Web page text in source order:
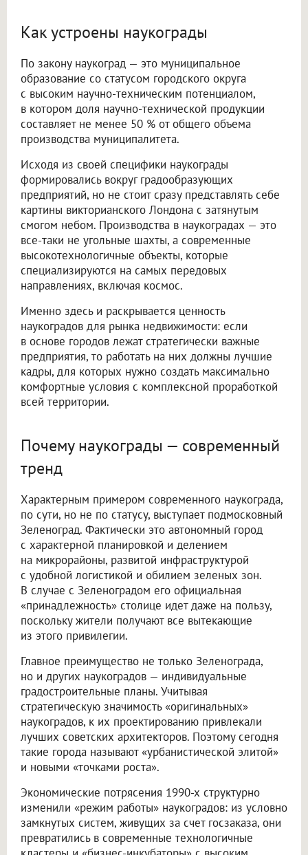
Как устроены наукограды
По закону наукоград — это муниципальное
образование со статусом городского округа
с высоким научно-техническим потенциалом,
в котором доля научно-технической продукции
составляет не менее 50 % от общего объема
производства муниципалитета.
Исходя из своей специфики наукограды
формировались вокруг градообразующих
предприятий, но не стоит сразу представлять себе
картины викторианского Лондона с затянутым
смогом небом. Производства в наукоградах — это
все-таки не угольные шахты, а современные
высокотехнологичные объекты, которые
специализируются на самых передовых
направлениях, включая космос.
Именно здесь и раскрывается ценность
наукоградов для рынка недвижимости: если
в основе городов лежат стратегически важные
предприятия, то работать на них должны лучшие
кадры, для которых нужно создать максимально
комфортные условия с комплексной проработкой
всей территории.
Почему наукограды — современный
тренд
Характерным примером современного наукограда,
по сути, но не по статусу, выступает подмосковный
Зеленоград. Фактически это автономный город
с характерной планировкой и делением
на микрорайоны, развитой инфраструктурой
с удобной логистикой и обилием зеленых зон.
В случае с Зеленоградом его официальная
«принадлежность» столице идет даже на пользу,
поскольку жители получают все вытекающие
из этого привилегии.
Главное преимущество не только Зеленограда,
но и других наукоградов — индивидуальные
градостроительные планы. Учитывая
стратегическую значимость «оригинальных»
наукоградов, к их проектированию привлекали
лучших советских архитекторов. Поэтому сегодня
такие города называют «урбанистической элитой»
и новыми «точками роста».
Экономические потрясения 1990-х структурно
изменили «режим работы» наукоградов: из условно
замкнутых систем, живущих за счет госзаказа, они
превратились в современные технологичные